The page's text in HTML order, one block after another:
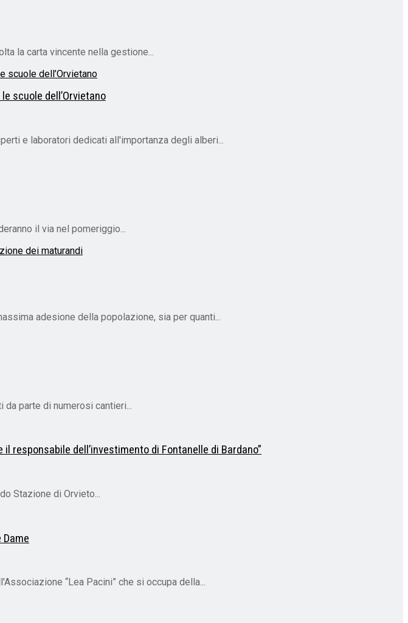
la carta vincente nella gestione...
scuole dell’Orvietano
e laboratori dedicati all'importanza degli alberi...
il via nel pomeriggio...
adesione della popolazione, sia per quanti...
parte di numerosi cantieri...
responsabile dell’investimento di Fontanelle di Bardano”
Stazione di Orvieto...
“Lea Pacini” che si occupa della...